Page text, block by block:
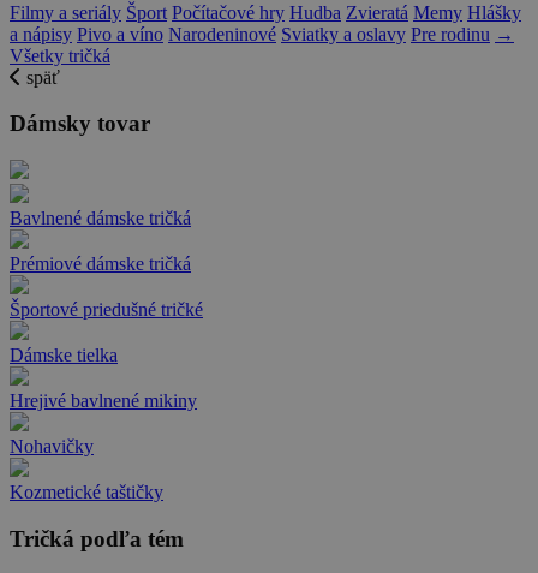
Filmy a seriály Šport Počítačové hry Hudba Zvieratá Memy Hlášky
a nápisy Pivo a víno Narodeninové Sviatky a oslavy Pre rodinu →
Všetky tričká
späť
Dámsky tovar
Bavlnené dámske tričká
Prémiové dámske tričká
Športové priedušné tričké
Dámske tielka
Hrejivé bavlnené mikiny
Nohavičky
Kozmetické taštičky
Tričká podľa tém